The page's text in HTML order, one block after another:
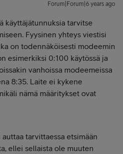
Forum|Forum|6 years ago
käyttäjätunnuksia tarvitse
Fyysinen yhteys viestisi
on todennäköisesti modeemin
esimerkiksi 0:100 käytössä ja
vanhoissa modeemeissa
8:35. Laite ei kykene
nämä määritykset ovat
tarvittaessa etsimään
ellei sellaista ole muuten